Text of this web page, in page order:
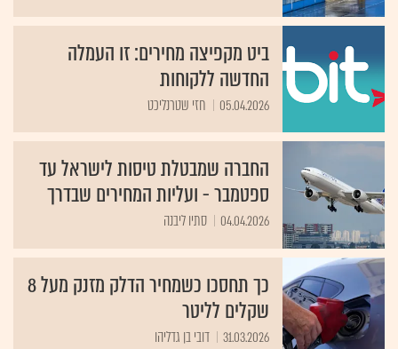
ביט מקפיצה מחירים: זו העמלה
החדשה ללקוחות
05.04.2026 חזי שטרנליכט
החברה שמבטלת טיסות לישראל עד
ספטמבר - ועליות המחירים שבדרך
04.04.2026 סתיו ליבנה
כך תחסכו כשמחיר הדלק מזנק מעל 8
שקלים לליטר
31.03.2026 דובי בן גדליהו